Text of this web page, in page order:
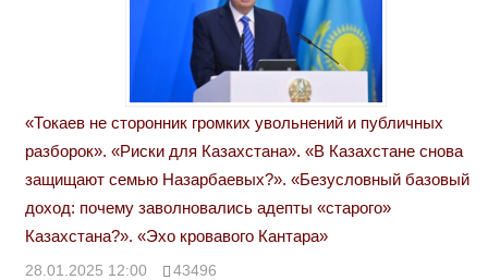
«Токаев не сторонник громких увольнений и публичных
разборок». «Риски для Казахстана». «В Казахстане снова
защищают семью Назарбаевых?». «Безусловный базовый
доход: почему заволновались адепты «старого»
Казахстана?». «Эхо кровавого Кантара»
28.01.2025 12:00 43496